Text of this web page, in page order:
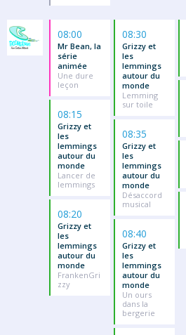
08:00
Mr Bean, la
série
animée
Une dure
leçon
08:15
Grizzy et
les
lemmings
autour du
monde
Lancer de
lemmings
08:20
Grizzy et
les
lemmings
autour du
monde
FrankenGri
zzy
08:30
Grizzy et
les
lemmings
autour du
monde
Lemming
sur toile
08:35
Grizzy et
les
lemmings
autour du
monde
Désaccord
musical
08:40
Grizzy et
les
lemmings
autour du
monde
Un ours
dans la
bergerie